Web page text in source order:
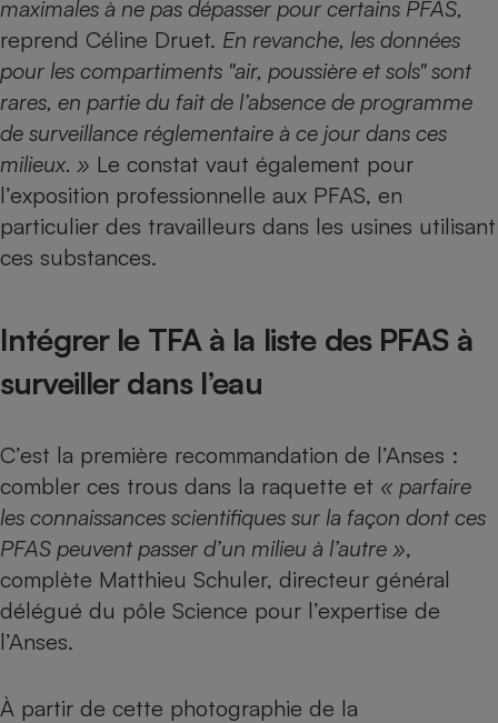
maximales à ne pas dépasser pour certains PFAS,
reprend Céline Druet. En revanche, les données
pour les compartiments "air, poussière et sols" sont
rares, en partie du fait de l’absence de programme
de surveillance réglementaire à ce jour dans ces
milieux. » Le constat vaut également pour
l’exposition professionnelle aux PFAS, en
particulier des travailleurs dans les usines utilisant
ces substances.
Intégrer le TFA à la liste des PFAS à
surveiller dans l’eau
C’est la première recommandation de l’Anses :
combler ces trous dans la raquette et « parfaire
les connaissances scientifiques sur la façon dont ces
PFAS peuvent passer d’un milieu à l’autre »,
complète Matthieu Schuler, directeur général
délégué du pôle Science pour l’expertise de
l’Anses.
À partir de cette photographie de la